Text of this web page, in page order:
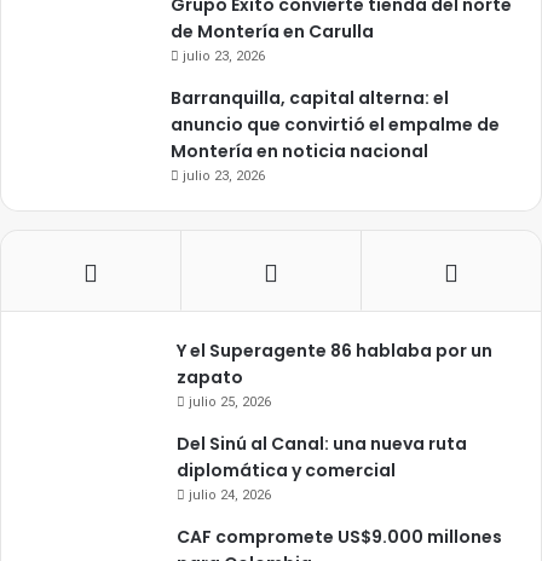
Grupo Éxito convierte tienda del norte
de Montería en Carulla
julio 23, 2026
Barranquilla, capital alterna: el
anuncio que convirtió el empalme de
Montería en noticia nacional
julio 23, 2026
Y el Superagente 86 hablaba por un
zapato
julio 25, 2026
Del Sinú al Canal: una nueva ruta
diplomática y comercial
julio 24, 2026
CAF compromete US$9.000 millones